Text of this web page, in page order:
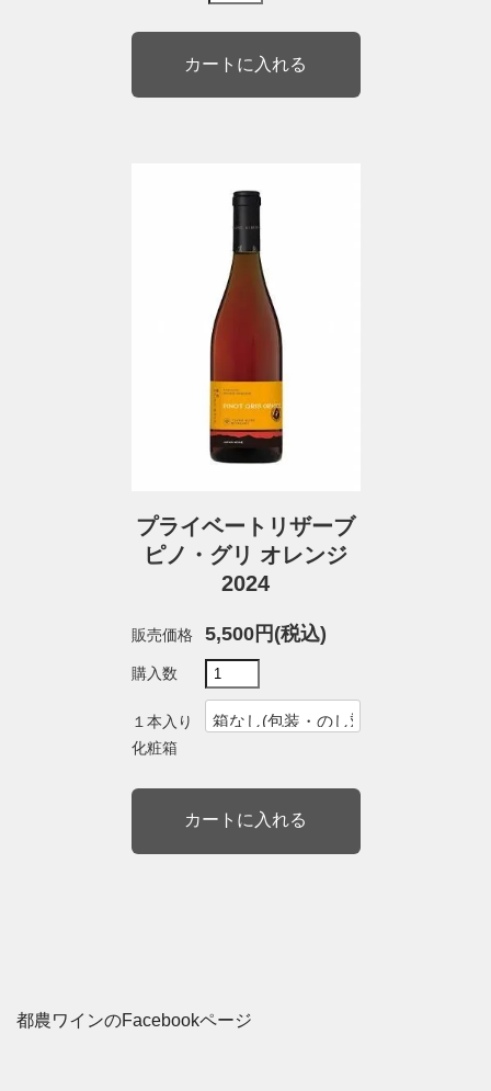
プライベートリザーブ
ピノ・グリ オレンジ
2024
販売価格 5,500円(税込)
購入数
１本入り
化粧箱
都農ワインのFacebookページ